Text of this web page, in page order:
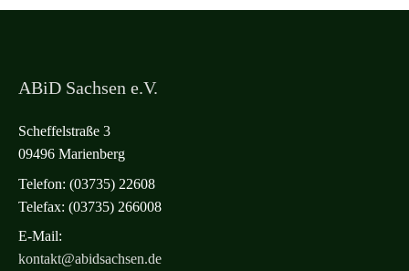
ABiD Sachsen e.V.
Scheffelstraße 3
09496 Marienberg
Telefon: (03735) 22608
Telefax: (03735) 266008
E-Mail:
kontakt@abidsachsen.de